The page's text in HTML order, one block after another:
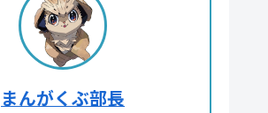
まんがくぶ部長